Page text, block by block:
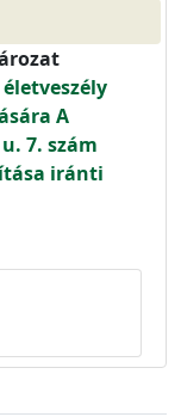
A
7. szám
iránti